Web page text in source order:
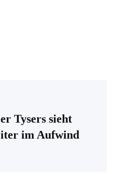
Tysers sieht
im Aufwind